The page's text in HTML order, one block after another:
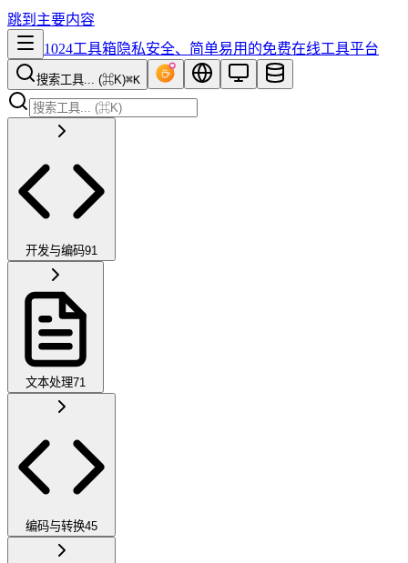
跳到主要内容
1024工具箱隐私安全、简单易用的免费在线工具平台
搜索工具... (⌘K)⌘K
开发与编码91
文本处理71
编码与转换45